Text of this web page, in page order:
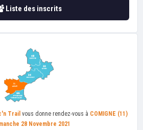
Liste des inscrits
Trail vous donne rendez-vous à COMIGNE (11)
28 Novembre 2021